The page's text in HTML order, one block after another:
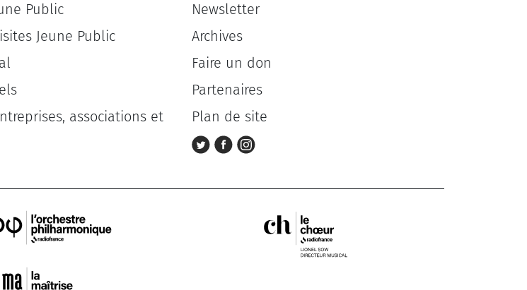
Public
Jeune Public
associations et
Newsletter
Archives
Faire un don
Partenaires
Plan de site